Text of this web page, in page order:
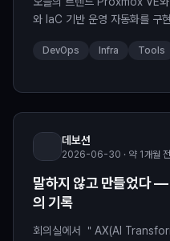
와 IaC 기반 운영 자동화를 구
DevOps Infra Tools
데보션
2026-06-30 · 약 1개월 전
말하지 않고 만들었다
의 기록
회의실에서 ＂AX(AI